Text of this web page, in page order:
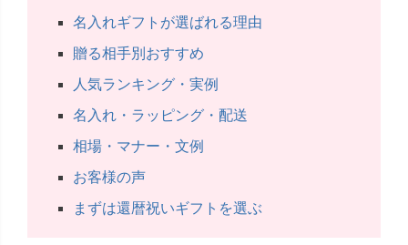
名入れギフトが選ばれる理由
贈る相手別おすすめ
人気ランキング・実例
名入れ・ラッピング・配送
相場・マナー・文例
お客様の声
まずは還暦祝いギフトを選ぶ